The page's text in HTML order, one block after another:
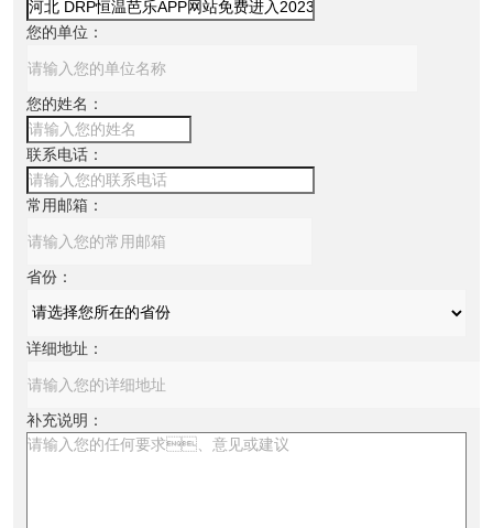
您的单位：
您的姓名：
联系电话：
常用邮箱：
省份：
详细地址：
补充说明：